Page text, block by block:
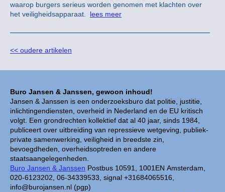
Buro Jansen & Janssen, gewoon inhoud!
Jansen & Janssen is een onderzoeksburo dat politie, justitie,
inlichtingendiensten, overheid in Nederland en de EU kritisch
volgt. Een grondrechten kollektief dat al 40 jaar, sinds 1984,
publiceert over uitbreiding van repressieve wetgeving, publiek-
private samenwerking, veiligheid in breedste zin,
bevoegdheden, overheidsoptreden en andere
staatsaangelegenheden.
Buro Jansen & Janssen Postbus 10591, 1001EN Amsterdam,
020-6123202, 06-34339533, signal +31684065516,
info@burojansen.nl (pgp)
waarop burgers serieus worden genomen met klachten over
het veiligheidsapparaat.
lees meer
<< oudere artikelen